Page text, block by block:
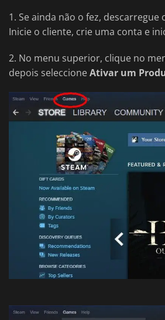
1. Se ainda não o fez, descarregue
Inicie o cliente, crie uma conta e
2. No menu superior, clique no
depois seleccioneAtivar um